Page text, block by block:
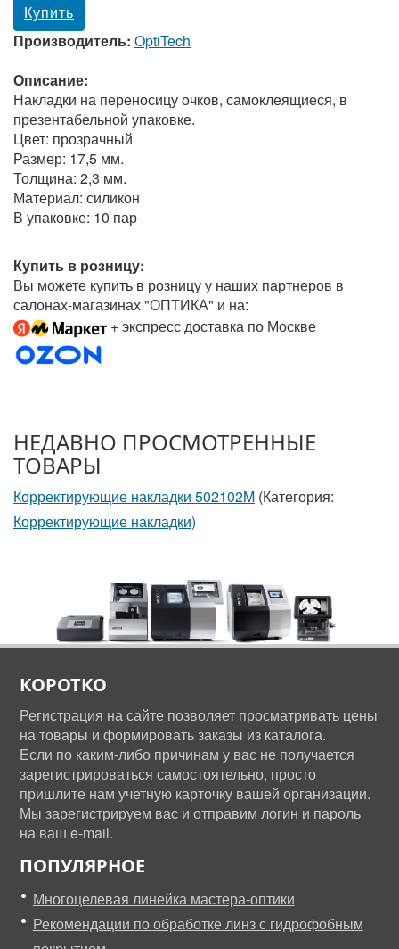
Купить
Производитель: OptiTech
Описание:
Накладки на переносицу очков, самоклеящиеся, в
презентабельной упаковке.
Цвет: прозрачный
Размер: 17,5 мм.
Толщина: 2,3 мм.
Материал: силикон
В упаковке: 10 пар
Купить в розницу:
Вы можете купить в розницу у наших партнеров в
салонах-магазинах "ОПТИКА" и на:
+ экспресс доставка по Москве
НЕДАВНО ПРОСМОТРЕННЫЕ
ТОВАРЫ
Корректирующие накладки 502102M (Категория:
Корректирующие накладки)
КОРОТКО
Регистрация на сайте позволяет просматривать цены
на товары и формировать заказы из каталога.
Если по каким-либо причинам у вас не получается
зарегистрироваться самостоятельно, просто
пришлите нам учетную карточку вашей организации.
Мы зарегистрируем вас и отправим логин и пароль
на ваш e-mail.
ПОПУЛЯРНОЕ
Многоцелевая линейка мастера-оптики
Рекомендации по обработке линз с гидрофобным